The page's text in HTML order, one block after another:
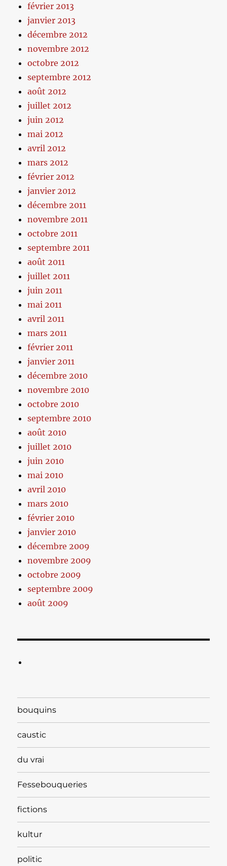
février 2013
janvier 2013
décembre 2012
novembre 2012
octobre 2012
septembre 2012
août 2012
juillet 2012
juin 2012
mai 2012
avril 2012
mars 2012
février 2012
janvier 2012
décembre 2011
novembre 2011
octobre 2011
septembre 2011
août 2011
juillet 2011
juin 2011
mai 2011
avril 2011
mars 2011
février 2011
janvier 2011
décembre 2010
novembre 2010
octobre 2010
septembre 2010
août 2010
juillet 2010
juin 2010
mai 2010
avril 2010
mars 2010
février 2010
janvier 2010
décembre 2009
novembre 2009
octobre 2009
septembre 2009
août 2009
bouquins
caustic
du vrai
Fessebouqueries
fictions
kultur
politic